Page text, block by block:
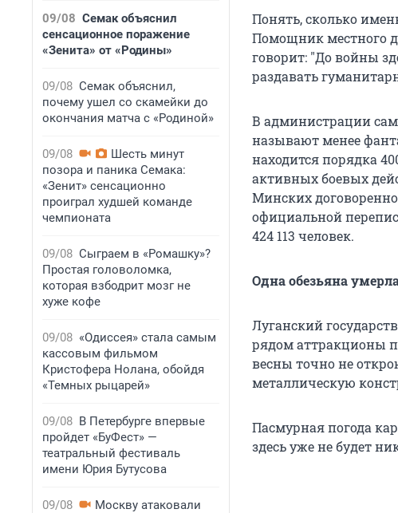
09/08 Семак объяснил
сенсационное поражение
«Зенита» от «Родины»
09/08 Семак объяснил,
почему ушел со скамейки до
окончания матча с «Родиной»
09/08
Шесть минут
позора и паника Семака:
«Зенит» сенсационно
проиграл худшей команде
чемпионата
09/08 Сыграем в «Ромашку»?
Простая головоломка,
которая взбодрит мозг не
хуже кофе
09/08 «Одиссея» стала самым
кассовым фильмом
Кристофера Нолана, обойдя
«Темных рыцарей»
09/08 В Петербурге впервые
пройдет «БуФест» —
театральный фестиваль
имени Юрия Бутусова
09/08
Москву атаковали
Понять, сколько
Помощник местного
говорит: "До войны
раздавать
В администрации
называют менее
находится порядка
активных боевых
Минских
официальной
424 113 человек.
Одна обезьяна
Луганский
рядом аттракционы
весны точно не
металлическую
Пасмурная погода
здесь уже не будет